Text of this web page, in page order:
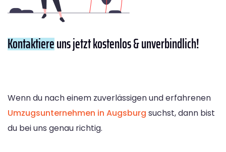
Kontaktiereuns jetzt kostenlos & unverbindlich!
Wenn du nach einem zuverlässigen und erfahrenen
Umzugsunternehmen in Augsburg suchst, dann bist
du bei uns genau richtig.